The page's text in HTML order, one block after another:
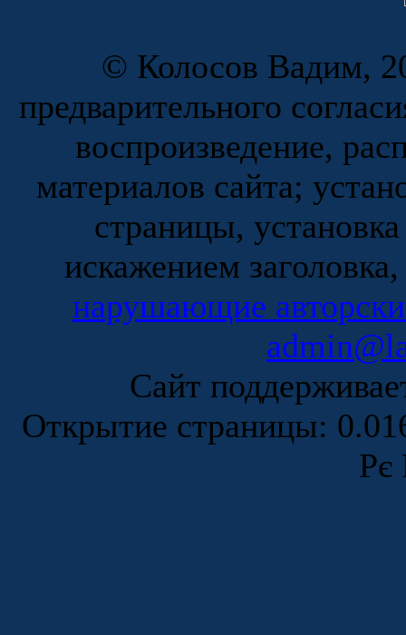
© Колосов Вадим,
предварительного
воспроизведение,
материалов сайта;
страницы,
искажением
нарушающие
Сайт
Открытие страницы:
Рє